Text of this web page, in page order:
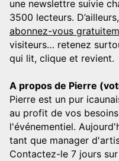
une newslettre suivie
3500 lecteurs.
abonnez-vous
visiteurs… retenez
qui lit, clique et revient.
A propos de Pierre
Pierre est un pur
au profit de vos
l'événementiel.
tant que manager
Contactez-le 7 jours